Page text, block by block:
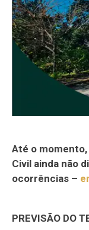
Até o
Civil ainda não
ocorrências –
PREVISÃO DO